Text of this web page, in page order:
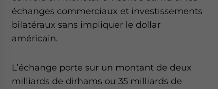
échanges commerciaux et investissements
bilatéraux sans impliquer le dollar
américain.
L’échange porte sur un montant de deux
milliards de dirhams ou 35 milliards de
website. Please send me business news and updates